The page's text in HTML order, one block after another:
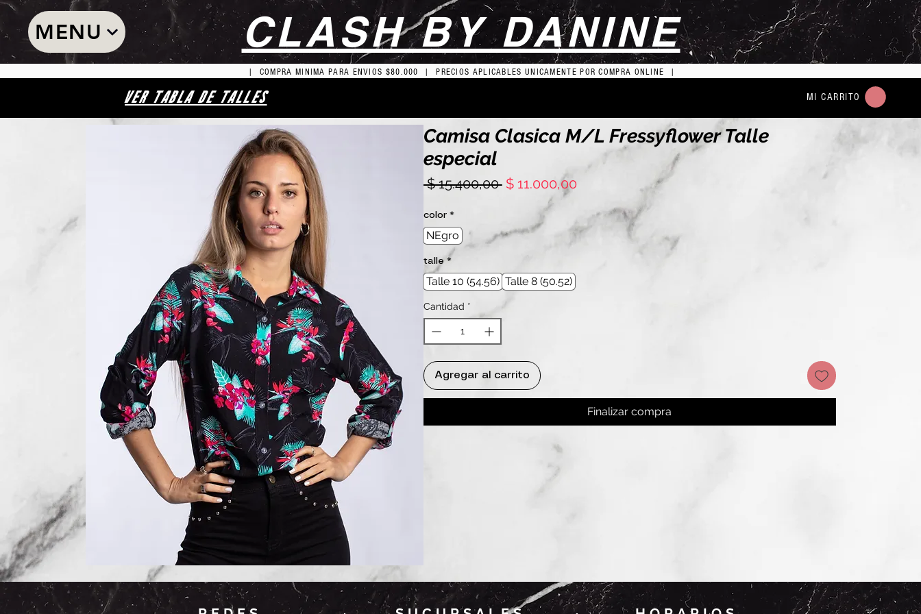
MENU CLASH BY DANINE
| COMPRA MINIMA PARA ENVIOS $80.000 | PRECIOS APLICABLES UNICAMENTE POR COMPRA ONLINE |
VER TABLA DE TALLES MI CARRITO
Camisa Clasica M/L Fressyflower Talle
especial
$ 15.400,00 Precio
$ 11.000,00Precio
oferta
color *
NEgro
talle *
Talle 10 (54.56) Talle 8 (50.52)
Cantidad *
Agregar al carrito
Finalizar compra